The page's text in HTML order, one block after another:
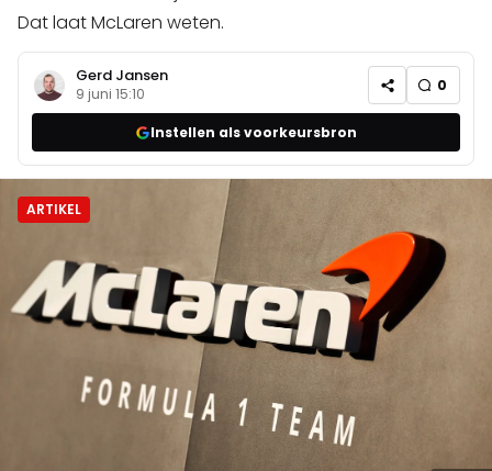
Dat laat McLaren weten.
Gerd Jansen
9 juni 15:10 0
Instellen als voorkeursbron
ARTIKEL